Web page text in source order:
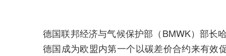
德国联邦经济与气候保护部（BMWK）部长
德国成为欧盟内第一个以碳差价合约来有效